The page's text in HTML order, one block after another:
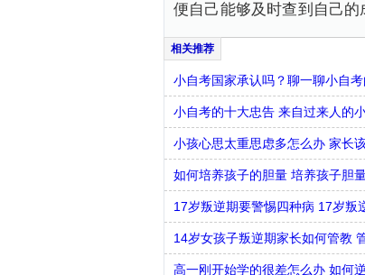
便自己能够及时查到自己的
小自考国家承认吗？聊一聊小自
小自考的十大忠告 来自过来人的
小孩心思太重思虑多怎么办 家长
如何培养孩子的胆量 培养孩子胆
17岁叛逆期要警惕四种病 17岁叛
14岁女孩子叛逆期家长如何管教
高一刚开始学的很差怎么办 如何